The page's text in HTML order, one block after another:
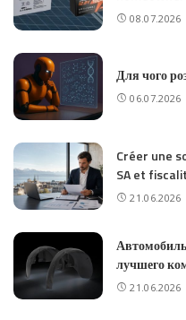
08.07.2026
Для чого
06.07.2026
Créer une
SA et
21.06.2026
лучшего
21.06.2026